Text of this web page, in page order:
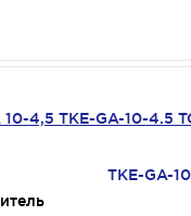
10-4,5 TKE-GA-10-4.5
TKE-GA-